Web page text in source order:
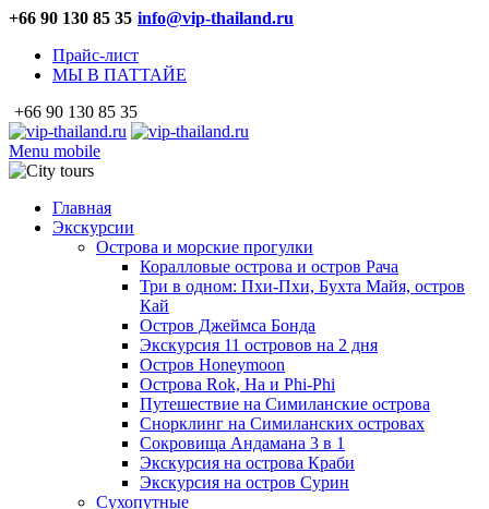
+66 90 130 85 35 info@vip-thailand.ru
Прайс-лист
МЫ В ПАТТАЙЕ
+66 90 130 85 35
Menu mobile
Главная
Экскурсии
Острова и морские прогулки
Коралловые острова и остров Рача
Три в одном: Пхи-Пхи, Бухта Майя, остров
Кай
Остров Джеймса Бонда
Экскурсия 11 островов на 2 дня
Остров Honeymoon
Острова Rok, Ha и Phi-Phi
Путешествие на Симиланские острова
Снорклинг на Симиланских островах
Сокровища Андамана 3 в 1
Экскурсия на острова Краби
Экскурсия на остров Сурин
Сухопутные